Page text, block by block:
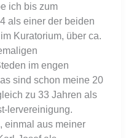
ich bis zum
als einer der beiden
Kuratorium, über ca.
im engen
sind schon meine 20
zu 33 Jahren als
lervereinigung.
einmal aus meiner